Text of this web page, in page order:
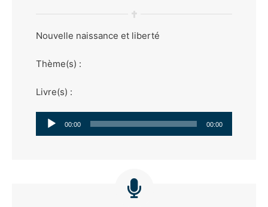
Nouvelle naissance et liberté
Thème(s) :
Livre(s) :
Lecteur
00:00 00:00